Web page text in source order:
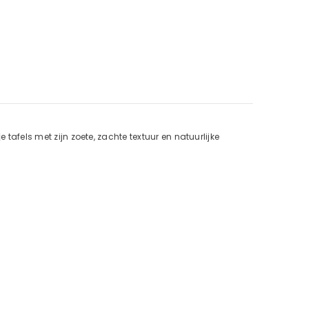
tafels met zijn zoete, zachte textuur en natuurlijke